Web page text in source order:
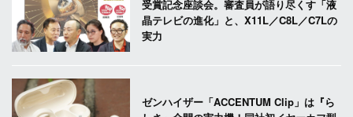
受賞記念座談会。審査員が語り尽くす「液
晶テレビの進化」と、X11L／C8L／C7Lの
実力
ゼンハイザー「ACCENTUM Clip」は『ら